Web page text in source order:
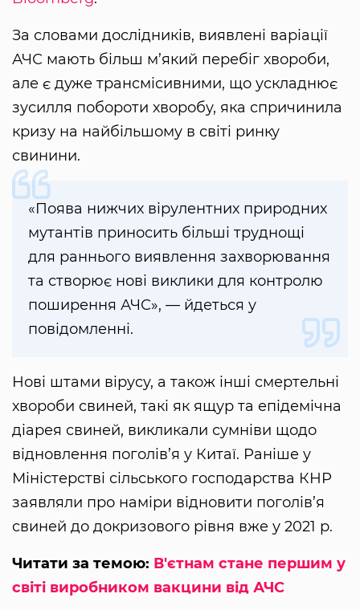
За словами дослідників, виявлені варіації
АЧС мають більш м’який перебіг хвороби,
але є дуже трансмісивними, що ускладнює
зусилля побороти хворобу, яка спричинила
кризу на найбільшому в світі ринку
свинини.
«Поява нижчих вірулентних природних
мутантів приносить більші труднощі
для раннього виявлення захворювання
та створює нові виклики для контролю
поширення АЧС», — йдеться у
повідомленні.
Нові штами вірусу, а також інші смертельні
хвороби свиней, такі як ящур та епідемічна
діарея свиней, викликали сумніви щодо
відновлення поголів’я у Китаї. Раніше у
Міністерстві сільського господарства КНР
заявляли про наміри відновити поголів’я
свиней до докризового рівня вже у 2021 р.
Читати за темою: В'єтнам стане першим у
світі виробником вакцини від АЧС